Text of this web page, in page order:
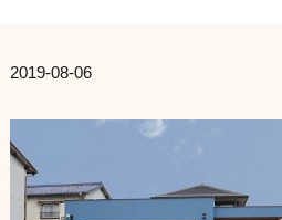
2019-08-06